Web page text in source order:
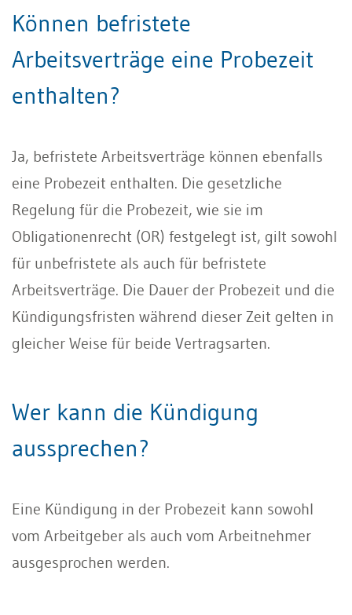
Können befristete
Arbeitsverträge eine Probezeit
enthalten?
Ja, befristete Arbeitsverträge können ebenfalls
eine Probezeit enthalten. Die gesetzliche
Regelung für die Probezeit, wie sie im
Obligationenrecht (OR) festgelegt ist, gilt sowohl
für unbefristete als auch für befristete
Arbeitsverträge. Die Dauer der Probezeit und die
Kündigungsfristen während dieser Zeit gelten in
gleicher Weise für beide Vertragsarten.
Wer kann die Kündigung
aussprechen?
Eine Kündigung in der Probezeit kann sowohl
vom Arbeitgeber als auch vom Arbeitnehmer
ausgesprochen werden.